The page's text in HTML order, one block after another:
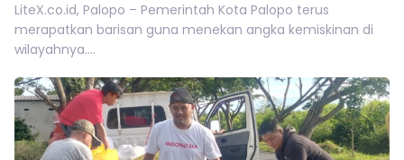
LiteX.co.id, Palopo – Pemerintah Kota Palopo terus
merapatkan barisan guna menekan angka kemiskinan di
wilayahnya....